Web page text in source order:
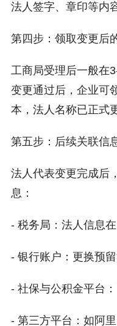
法人签字、章印等内
第四步：领取变更后
工商局受理后一般在
变更通过后，企业可
本，法人名称已正式
第五步：后续关联信
法人代表变更完成后
息：
- 税务局：法人信息
- 银行账户：更换预
- 社保与公积金平台
- 第三方平台：如阿